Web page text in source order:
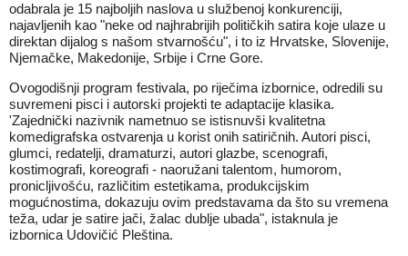
odabrala je 15 najboljih naslova u službenoj konkurenciji,
najavljenih kao "neke od najhrabrijih političkih satira koje ulaze u
direktan dijalog s našom stvarnošću", i to iz Hrvatske, Slovenije,
Njemačke, Makedonije, Srbije i Crne Gore.
Ovogodišnji program festivala, po riječima izbornice, odredili su
suvremeni pisci i autorski projekti te adaptacije klasika.
'Zajednički nazivnik nametnuo se istisnuvši kvalitetna
komedigrafska ostvarenja u korist onih satiričnih. Autori pisci,
glumci, redatelji, dramaturzi, autori glazbe, scenografi,
kostimografi, koreografi - naoružani talentom, humorom,
pronicljivošću, različitim estetikama, produkcijskim
mogućnostima, dokazuju ovim predstavama da što su vremena
teža, udar je satire jači, žalac dublje ubada", istaknula je
izbornica Udovičić Pleština.